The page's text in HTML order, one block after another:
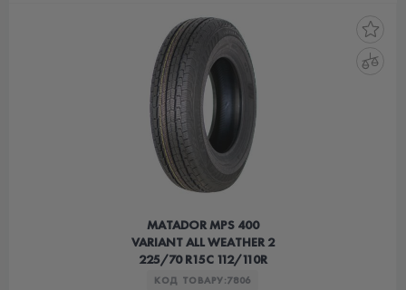
MATADOR MPS 400
VARIANT ALL WEATHER 2
225/70 R15C 112/110R
КОД ТОВАРУ:7806